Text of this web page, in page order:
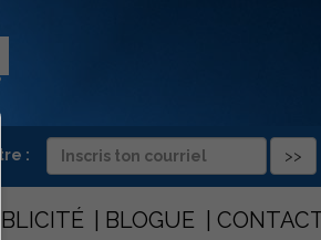
:
BLOGUE